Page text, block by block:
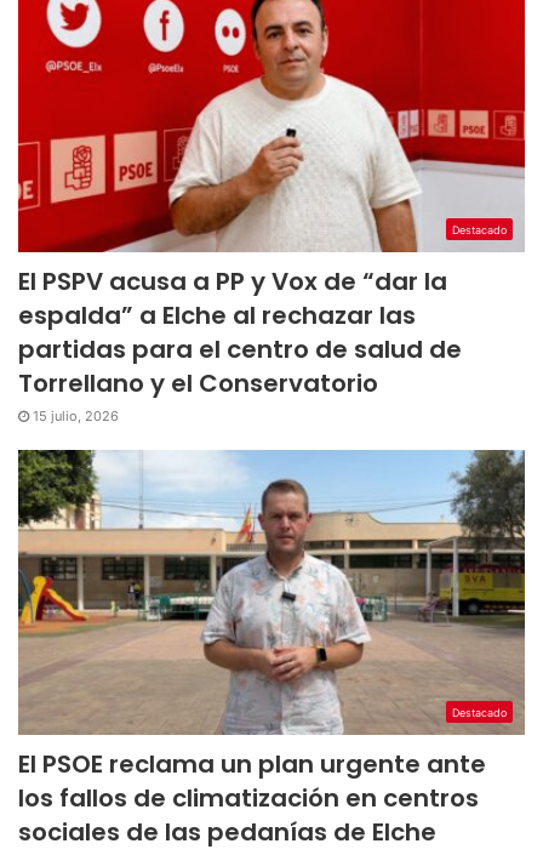
Destacado
El PSPV acusa a PP y Vox de “dar la
espalda” a Elche al rechazar las
partidas para el centro de salud de
Torrellano y el Conservatorio
15 julio, 2026
Destacado
El PSOE reclama un plan urgente ante
los fallos de climatización en centros
sociales de las pedanías de Elche